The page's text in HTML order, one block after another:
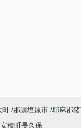
町 那須塩原市 耶麻郡
安積町長久保